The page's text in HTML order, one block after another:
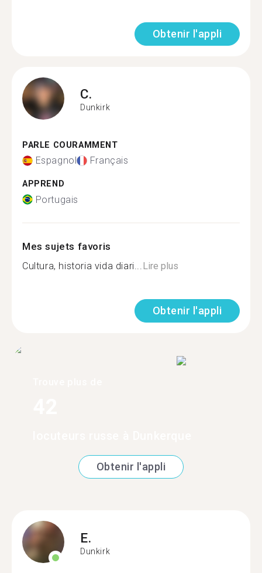
Obtenir l'appli
C.
Dunkirk
PARLE COURAMMENT
Espagnol Français
APPREND
Portugais
Mes sujets favoris
Cultura, historia vida diari... Lire plus
Obtenir l'appli
Obtenir l'appli
E.
Dunkirk